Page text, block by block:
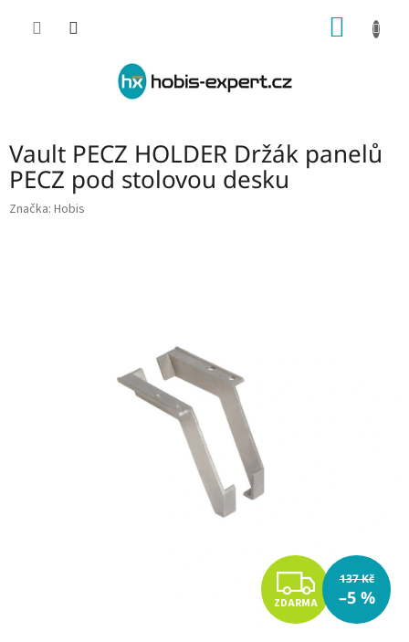
Vault PECZ HOLDER Držák panelů
PECZ pod stolovou desku
Značka: Hobis
Z
D
ZDARMA
137 Kč
–5 %